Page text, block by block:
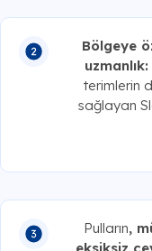
Bölgeye
terimlerin
sağlayan
Pulların,